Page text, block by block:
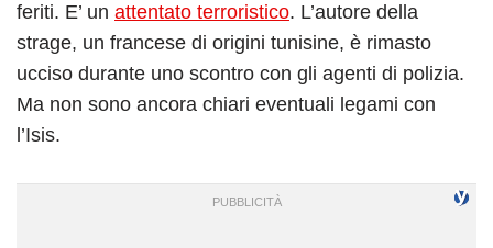
feriti. E’ un attentato terroristico. L’autore della
strage, un francese di origini tunisine, è rimasto
ucciso durante uno scontro con gli agenti di polizia.
Ma non sono ancora chiari eventuali legami con
l’Isis.